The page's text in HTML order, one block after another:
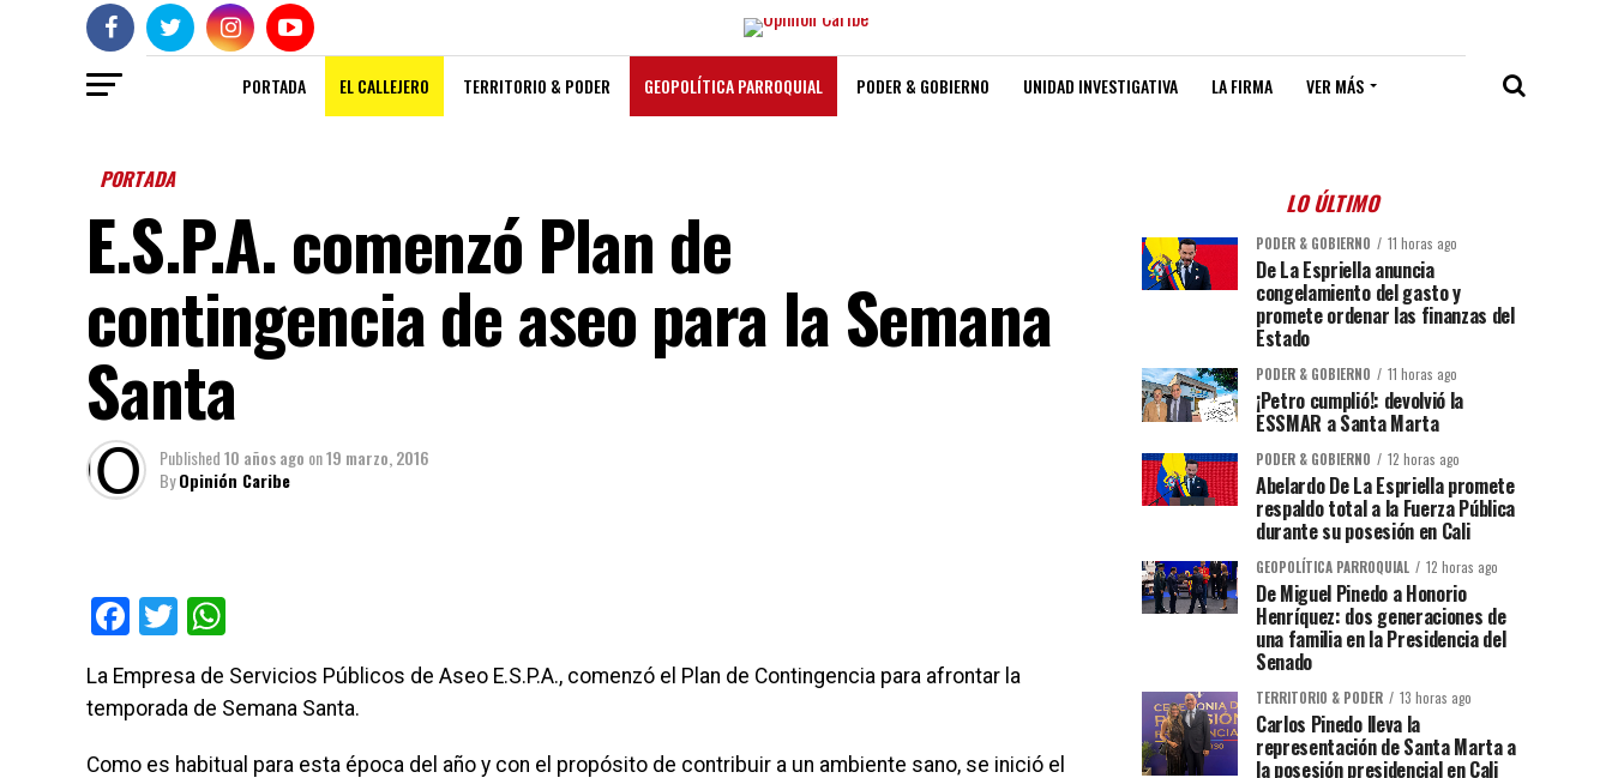
PORTADA EL CALLEJERO TERRITORIO & PODER GEOPOLÍTICA PARROQUIAL PODER & GOBIERNO UNIDAD INVESTIGATIVA LA FIRMA VER MÁS
PORTADA
E.S.P.A. comenzó Plan de
contingencia de aseo para la Semana
Santa
Published10 años ago on19 marzo, 2016
ByOpinión Caribe
Facebook
Twitter
La Empresa de Servicios Públicos de Aseo E.S.P.A., comenzó el Plan de Contingencia para afrontar la
temporada de Semana Santa.
Como es habitual para esta época del año y con el propósito de contribuir a un ambiente sano, se inició el
LO ÚLTIMO
PODER & GOBIERNO 11 horas ago
De La Espriella anuncia
congelamiento del gasto y
promete ordenar las finanzas del
Estado
PODER & GOBIERNO 11 horas ago
¡Petro cumplió!: devolvió la
ESSMAR a Santa Marta
PODER & GOBIERNO 12 horas ago
Abelardo De La Espriella promete
respaldo total a la Fuerza Pública
durante su posesión en Cali
GEOPOLÍTICA PARROQUIAL 12 horas ago
De Miguel Pinedo a Honorio
Henríquez: dos generaciones de
una familia en la Presidencia del
Senado
TERRITORIO & PODER 13 horas ago
Carlos Pinedo lleva la
representación de Santa Marta a
la posesión presidencial en Cali